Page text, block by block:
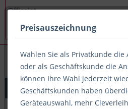
HP Officejet 3831
Original Tinte HP 302XL /
Preisauszeichnung
Wählen Sie als Privatkunde die
oder als Geschäftskunde die
können Ihre Wahl jederzeit
Geschäftskunden haben
Geräteauswahl, mehr